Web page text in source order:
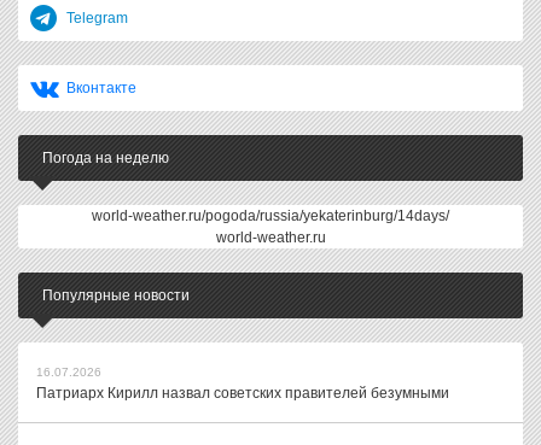
Telegram
Вконтакте
Погода на неделю
world-weather.ru/pogoda/russia/yekaterinburg/14days/
world-weather.ru
Популярные новости
16.07.2026
Патриарх Кирилл назвал советских правителей безумными